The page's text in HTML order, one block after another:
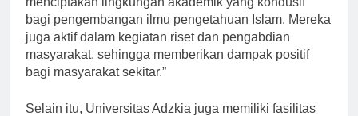
bagi pengembangan ilmu pengetahuan Islam. Mereka
juga aktif dalam kegiatan riset dan pengabdian
masyarakat, sehingga memberikan dampak positif
bagi masyarakat sekitar.”
Selain itu, Universitas Adzkia juga memiliki fasilitas